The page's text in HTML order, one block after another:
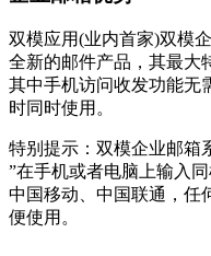
双模应用(业内首家)双模
全新的邮件产品，其最大
其中手机访问收发功能无
时同时使用。
特别提示：双模企业邮箱
”在手机或者电脑上输入
中国移动、中国联通，任
便使用。